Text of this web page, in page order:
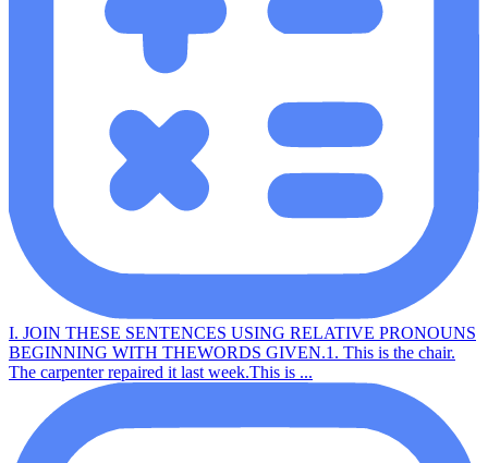
I. JOIN THESE SENTENCES USING RELATIVE PRONOUNS
BEGINNING WITH THEWORDS GIVEN.1. This is the chair.
The carpenter repaired it last week.This is ...